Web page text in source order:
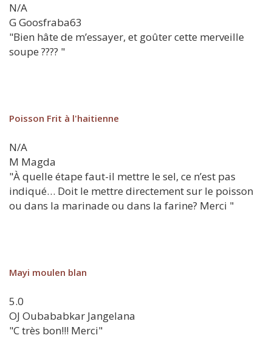
N/A
G Goosfraba63
"Bien hâte de m’essayer, et goûter cette merveille
soupe ???? "
Poisson Frit à l'haitienne
N/A
M Magda
"À quelle étape faut-il mettre le sel, ce n’est pas
indiqué… Doit le mettre directement sur le poisson
ou dans la marinade ou dans la farine? Merci "
Mayi moulen blan
5.0
OJ Oubababkar Jangelana
"C très bon!!! Merci"